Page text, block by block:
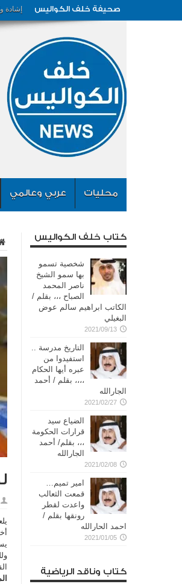
صحيفة خلف الكواليس إشادة
محليات عربي وعالمي
كتاب خلف الكواليس
شخصية تسمو
بها سمو الشيخ
ناصر المحمد
الصباح ،،، بقلم /
الكاتب ابراهيم سالم عوض
البغيلي
2021/09/13
التاريخ مدرسة ..
استفيدوا من
عبره أيها الحكام
،،،، بقلم / أحمد
الجارالله
2021/02/27
الضياع سيد
قرارات الحكومة
،،، بقلم/ أحمد
الجارالله
2021/02/08
امير تميم…
قمعت الثعالب
واعدت لقطر
رونقها بقلم /
احمد الحارالله
2021/01/05
كتاب وناقد الرياضية